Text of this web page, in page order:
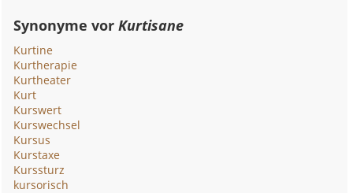
Synonyme vorKurtisane
Kurtine
Kurtherapie
Kurtheater
Kurt
Kurswert
Kurswechsel
Kursus
Kurstaxe
Kurssturz
kursorisch